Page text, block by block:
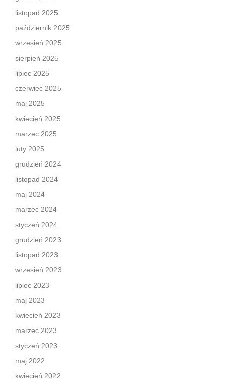
listopad 2025
październik 2025
wrzesień 2025
sierpień 2025
lipiec 2025
czerwiec 2025
maj 2025
kwiecień 2025
marzec 2025
luty 2025
grudzień 2024
listopad 2024
maj 2024
marzec 2024
styczeń 2024
grudzień 2023
listopad 2023
wrzesień 2023
lipiec 2023
maj 2023
kwiecień 2023
marzec 2023
styczeń 2023
maj 2022
kwiecień 2022